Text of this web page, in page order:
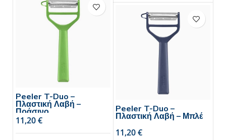
Peeler T-Duo –
Πλαστική Λαβή –
Πράσινο
€
Peeler T-Duo –
Πλαστική Λαβή – Μπλέ
€